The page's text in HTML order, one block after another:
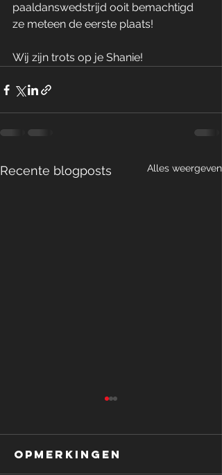
paaldanswedstrijd ooit bemachtigd
ze meteen de eerste plaats!
Wij zijn trots op je Shanie!
Recente blogposts Alles weergeven
Opmerkingen